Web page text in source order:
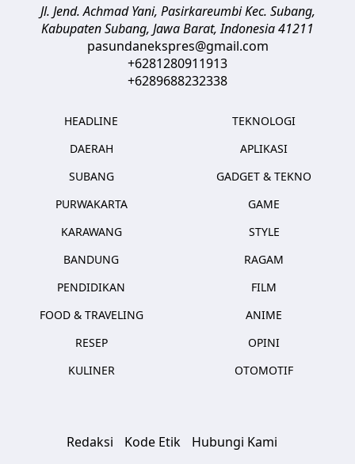
Jl. Jend. Achmad Yani, Pasirkareumbi Kec. Subang,
Kabupaten Subang, Jawa Barat,Indonesia41211
pasundanekspres@gmail.com
+6281280911913
+6289688232338
HEADLINE
DAERAH
SUBANG
PURWAKARTA
KARAWANG
BANDUNG
PENDIDIKAN
FOOD & TRAVELING
RESEP
KULINER
TEKNOLOGI
APLIKASI
GADGET & TEKNO
GAME
STYLE
RAGAM
FILM
ANIME
OPINI
OTOMOTIF
Redaksi Kode Etik
Hubungi Kami